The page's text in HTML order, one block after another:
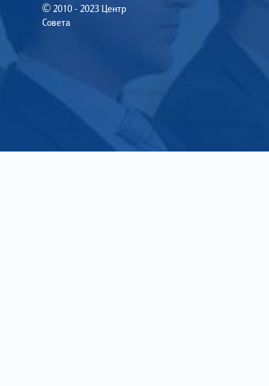
© 2010 - 2023 Центр
Совета